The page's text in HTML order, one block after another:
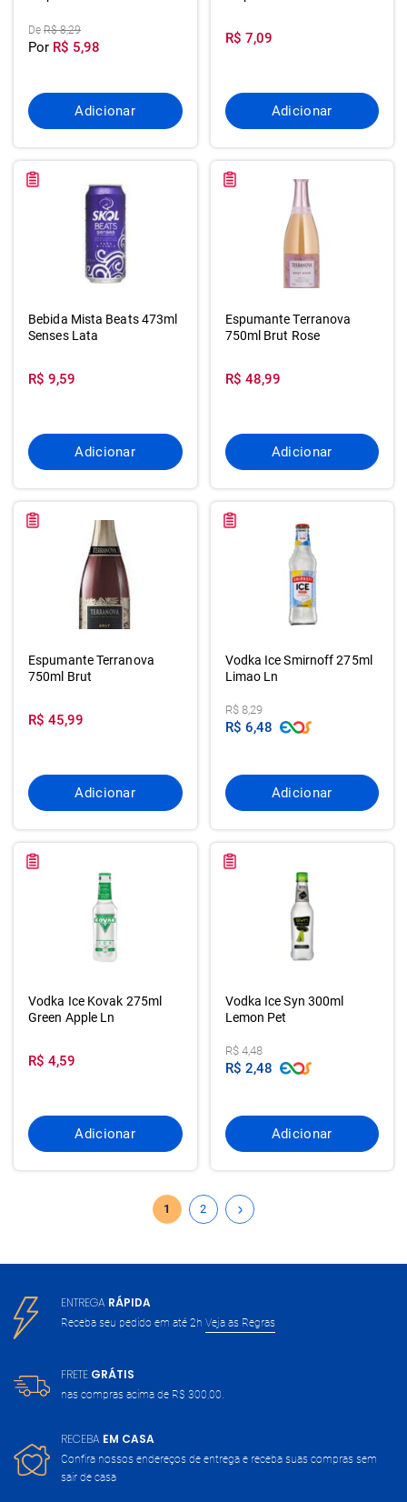
De R$ 8,29
Por R$ 5,98
Adicionar
R$ 7,09
Adicionar
Bebida Mista Beats 473ml
Senses Lata
R$ 9,59
Adicionar
Espumante Terranova
750ml Brut Rose
R$ 48,99
Adicionar
Espumante Terranova
750ml Brut
R$ 45,99
Adicionar
Vodka Ice Smirnoff 275ml
Limao Ln
R$ 8,29
R$ 6,48
Adicionar
Vodka Ice Kovak 275ml
Green Apple Ln
R$ 4,59
Adicionar
Vodka Ice Syn 300ml
Lemon Pet
R$ 4,48
R$ 2,48
Adicionar
1 2
ENTREGA RÁPIDA
Receba seu pedido em até 2h Veja as Regras
FRETE GRÁTIS
nas compras acima de R$ 300,00.
RECEBA EM CASA
Confira nossos endereços de entrega e receba suas compras sem
sair de casa